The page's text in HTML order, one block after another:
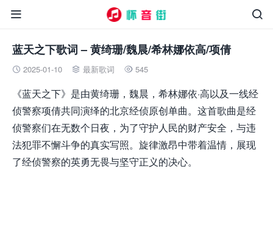


蓝天之下歌词 – 黄绮珊/魏晨/希林娜依高/项倩
 2025-01-10  最新歌词  545
《蓝天之下》是由黄绮珊，魏晨，希林娜依·高以及一线经
侦警察项倩共同演绎的北京经侦原创单曲。这首歌曲是经
侦警察们在无数个日夜，为了守护人民的财产安全，与违
法犯罪不懈斗争的真实写照。旋律激昂中带着温情，展现
了经侦警察的英勇无畏与坚守正义的决心。